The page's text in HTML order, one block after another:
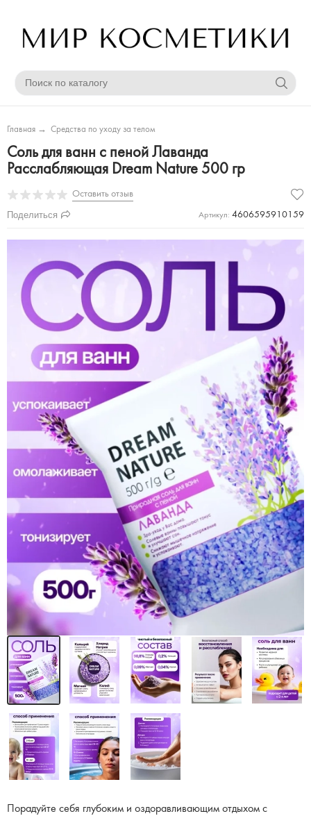
Главная → Средства по уходу за телом
Соль для ванн с пеной Лаванда
Расслабляющая Dream Nature 500 гр
Оставить отзыв
Поделиться Артикул: 4606595910159
Порадуйте себя глубоким и оздоравливающим отдыхом с